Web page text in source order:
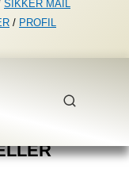
SIKKER MAIL
/ PROFIL